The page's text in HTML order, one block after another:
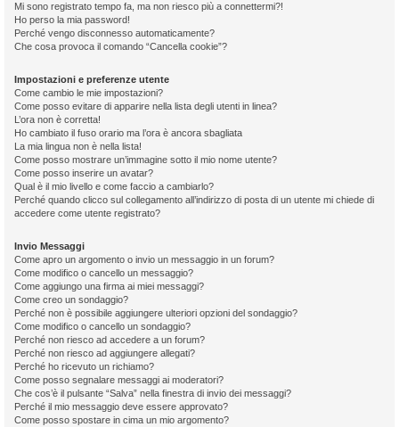
Mi sono registrato tempo fa, ma non riesco più a connettermi?!
Ho perso la mia password!
Perché vengo disconnesso automaticamente?
Che cosa provoca il comando “Cancella cookie”?
Impostazioni e preferenze utente
Come cambio le mie impostazioni?
Come posso evitare di apparire nella lista degli utenti in linea?
L’ora non è corretta!
Ho cambiato il fuso orario ma l’ora è ancora sbagliata
La mia lingua non è nella lista!
Come posso mostrare un’immagine sotto il mio nome utente?
Come posso inserire un avatar?
Qual è il mio livello e come faccio a cambiarlo?
Perché quando clicco sul collegamento all’indirizzo di posta di un utente mi chiede di
accedere come utente registrato?
Invio Messaggi
Come apro un argomento o invio un messaggio in un forum?
Come modifico o cancello un messaggio?
Come aggiungo una firma ai miei messaggi?
Come creo un sondaggio?
Perché non è possibile aggiungere ulteriori opzioni del sondaggio?
Come modifico o cancello un sondaggio?
Perché non riesco ad accedere a un forum?
Perché non riesco ad aggiungere allegati?
Perché ho ricevuto un richiamo?
Come posso segnalare messaggi ai moderatori?
Che cos’è il pulsante “Salva” nella finestra di invio dei messaggi?
Perché il mio messaggio deve essere approvato?
Come posso spostare in cima un mio argomento?